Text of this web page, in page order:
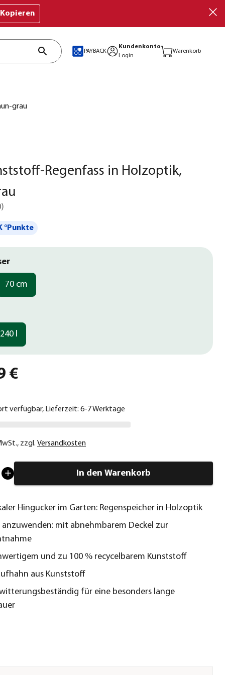
Kopieren
PAYBACK
Kundenkonto
Login
Warenkorb
grau
Regenfass in Holzoptik,
)
°Punkte
70 cm
240 l
€
verfügbar, Lieferzeit: 6-7 Werktage
, zzgl. Versandkosten
In den Warenkorb
Hingucker im Garten: Regenspeicher in Holzoptik
anzuwenden: mit abnehmbarem Deckel zur
und zu 100 % recycelbarem Kunststoff
aus Kunststoff
für eine besonders lange